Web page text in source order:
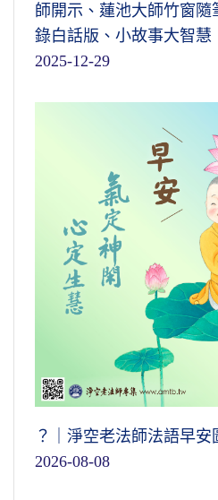
師開示、蓮池大師竹窗
錄白話版、小故事大智慧
2025-12-29
？｜淨空老法師法語早安
2026-08-08